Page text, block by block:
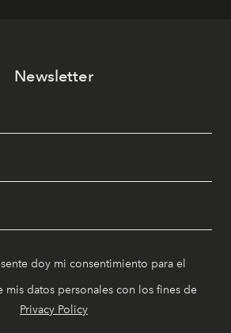
Newsletter
doy mi consentimiento para el
mis datos personales con los fines de
Privacy Policy